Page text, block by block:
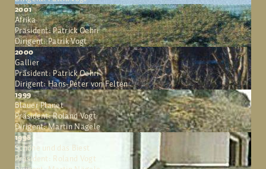
2001
Afrika
Präsident: Patrick Oehri
Dirigent: Patrik Vogt
2000
Gallier
Präsident: Patrick Oehri
Dirigent: Hans-Peter von Felten
1999
Blauer Planet
Präsident: Roland Vogt
Dirigent: Martin Nägele
1998
Schöne und das Biest
Präsident: Roland Vogt